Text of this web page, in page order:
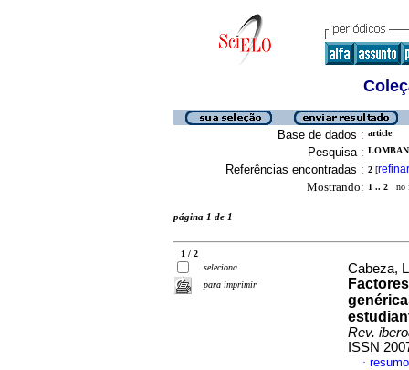
Base de dados : article
Pesquisa :
Referências encontradas : 2 [refinar
Mostrando: 1 .. 2 no
página 1 de 1
1 / 2
seleciona
para imprimir
Cabeza,
Rev.
ISSN
·